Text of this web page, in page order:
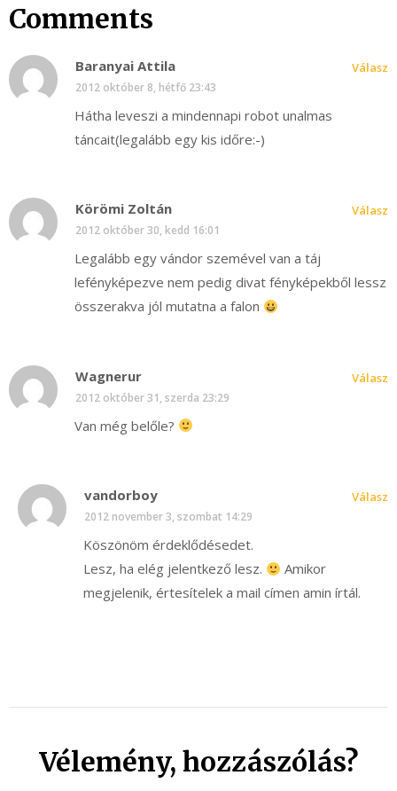
Comments
Baranyai Attila
2012 október 8, hétfő 23:43
Hátha leveszi a mindennapi robot unalmas
táncait(legalább egy kis időre:-)
Válasz
Körömi Zoltán
2012 október 30, kedd 16:01
Legalább egy vándor szemével van a táj
lefényképezve nem pedig divat fényképekből lessz
összerakva jól mutatna a falon
Válasz
Wagnerur
2012 október 31, szerda 23:29
Van még belőle?
Válasz
vandorboy
2012 november 3, szombat 14:29
Köszönöm érdeklődésedet.
Lesz, ha elég jelentkező lesz.
Amikor
megjelenik, értesítelek a mail címen amin írtál.
Válasz
Vélemény, hozzászólás?